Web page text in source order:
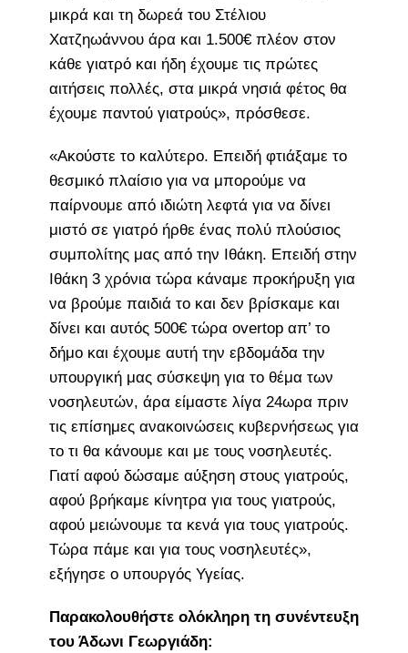
μικρά και τη δωρεά του Στέλιου
Χατζηωάννου άρα και 1.500€ πλέον στον
κάθε γιατρό και ήδη έχουμε τις πρώτες
αιτήσεις πολλές, στα μικρά νησιά φέτος θα
έχουμε παντού γιατρούς», πρόσθεσε.
«Ακούστε το καλύτερο. Επειδή φτιάξαμε το
θεσμικό πλαίσιο για να μπορούμε να
παίρνουμε από ιδιώτη λεφτά για να δίνει
μιστό σε γιατρό ήρθε ένας πολύ πλούσιος
συμπολίτης μας από την Ιθάκη. Επειδή στην
Ιθάκη 3 χρόνια τώρα κάναμε προκήρυξη για
να βρούμε παιδιά το και δεν βρίσκαμε και
δίνει και αυτός 500€ τώρα overtop απ’ το
δήμο και έχουμε αυτή την εβδομάδα την
υπουργική μας σύσκεψη για το θέμα των
νοσηλευτών, άρα είμαστε λίγα 24ωρα πριν
τις επίσημες ανακοινώσεις κυβερνήσεως για
το τι θα κάνουμε και με τους νοσηλευτές.
Γιατί αφού δώσαμε αύξηση στους γιατρούς,
αφού βρήκαμε κίνητρα για τους γιατρούς,
αφού μειώνουμε τα κενά για τους γιατρούς.
Τώρα πάμε και για τους νοσηλευτές»,
εξήγησε ο υπουργός Υγείας.
Παρακολουθήστε ολόκληρη τη συνέντευξη
του Άδωνι Γεωργιάδη: